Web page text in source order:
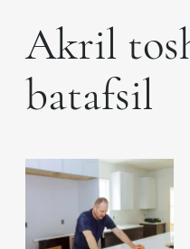
Akril
batafsil